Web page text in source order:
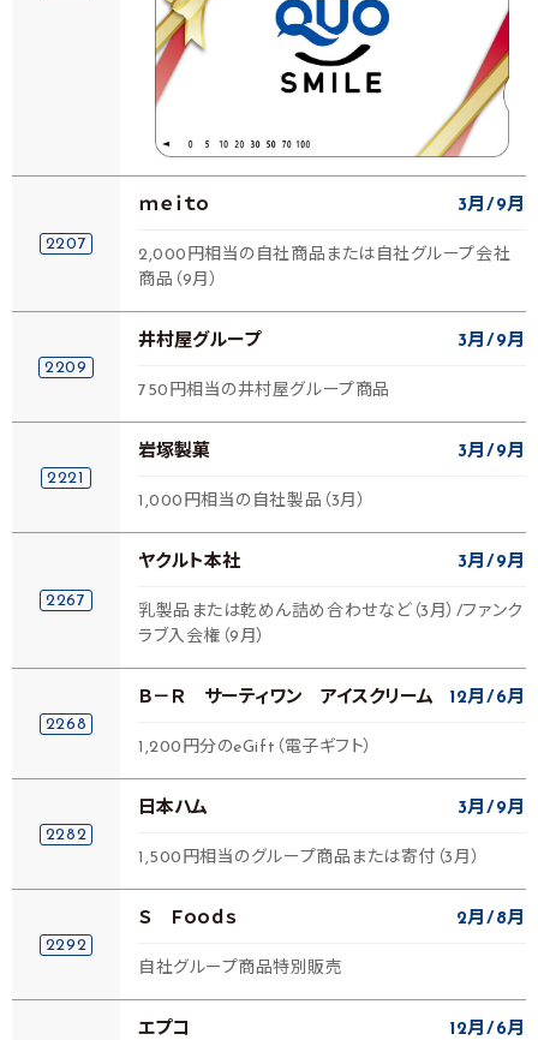
2207
ｍｅｉｔｏ 3月 9月
2,000円相当の自社商品または自社グループ会社
商品（9月）
2209
井村屋グループ 3月 9月
750円相当の井村屋グループ商品
2221
岩塚製菓 3月 9月
1,000円相当の自社製品（3月）
2267
ヤクルト本社 3月 9月
乳製品または乾めん詰め合わせなど（3月）/ファンク
ラブ入会権（9月）
2268
Ｂ－Ｒ サーティワン アイスクリーム 12月 6月
1,200円分のeGift（電子ギフト）
2282
日本ハム 3月 9月
1,500円相当のグループ商品または寄付（3月）
2292
Ｓ Ｆｏｏｄｓ 2月 8月
自社グループ商品特別販売
エプコ 12月 6月